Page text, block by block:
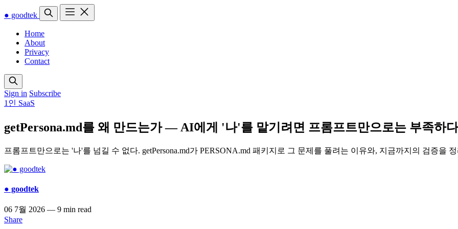
● goodtek
Home
About
Privacy
Contact
Sign in Subscribe
1인 SaaS
getPersona.md를 왜 만드는가 — AI에게 '나'를 맡기려면 프롬프트만으로는 부족하다
프롬프트만으로는 '나'를 넘길 수 없다. getPersona.md가 PERSONA.md 패키지로 그 문제를 풀려는 이유와, 지금까지의 검증을
● goodtek
06 7월 2026 — 9 min read
Share